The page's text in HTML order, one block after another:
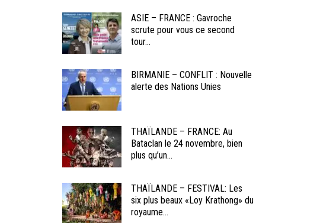
ASIE – FRANCE : Gavroche
scrute pour vous ce second
tour...
BIRMANIE – CONFLIT : Nouvelle
alerte des Nations Unies
THAÏLANDE – FRANCE: Au
Bataclan le 24 novembre, bien
plus qu’un...
THAÏLANDE – FESTIVAL: Les
six plus beaux «Loy Krathong» du
royaume...